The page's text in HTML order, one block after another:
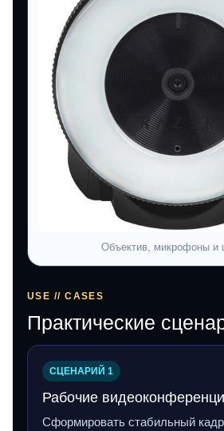
Объектив, микрофоны и
USE // CASES
Практические
СЦЕНАРИЙ 1
Рабочие
Сформировать стабильный кадр